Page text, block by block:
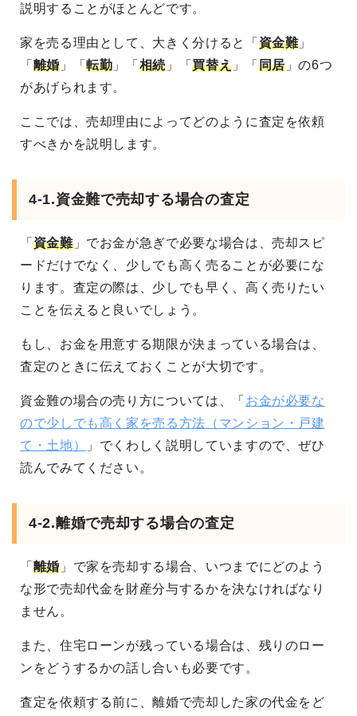
説明することがほとんどです。
家を売る理由として、大きく分けると「 資金難」
「 離婚」「転勤 」「 相続 」「買替え 」「 同居」の6つ
があげられます。
ここでは、売却理由によってどのように査定を依頼
すべきかを説明します。
4-1.資金難で売却する場合の査定
「 資金難」でお金が急ぎで必要な場合は、売却スピ
ードだけでなく、少しでも高く売ることが必要にな
ります。査定の際は、少しでも早く、高く売りたい
ことを伝えると良いでしょう。
もし、お金を用意する期限が決まっている場合は、
査定のときに伝えておくことが大切です。
資金難の場合の売り方については、「 お金が必要な
ので少しでも高く家を売る方法（マンション・戸建
て・土地）
」でくわしく説明していますので、ぜひ
読んでみてください。
4-2.離婚で売却する場合の査定
「 離婚」で家を売却する場合、いつまでにどのよう
な形で売却代金を財産分与するかを決なければなり
ません。
また、住宅ローンが残っている場合は、残りのロー
ンをどうするかの話し合いも必要です。
査定を依頼する前に、離婚で売却した家の代金をど